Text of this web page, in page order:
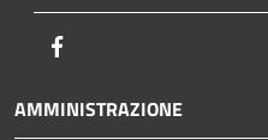
AMMINISTRAZIONE